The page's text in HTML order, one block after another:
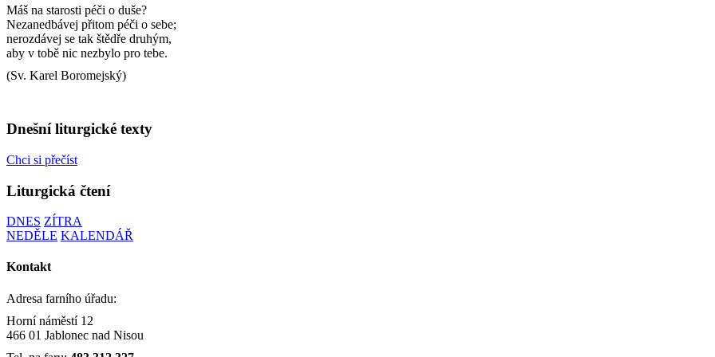
Máš na starosti péči o duše?
Nezanedbávej přitom péči o sebe;
nerozdávej se tak štědře druhým,
aby v tobě nic nezbylo pro tebe.
(Sv. Karel Boromejský)
Dnešní liturgické texty
Chci si přečíst
Liturgická čtení
DNES ZÍTRA
NEDĚLE KALENDÁŘ
Kontakt
Adresa farního úřadu:
Horní náměstí 12
466 01 Jablonec nad Nisou